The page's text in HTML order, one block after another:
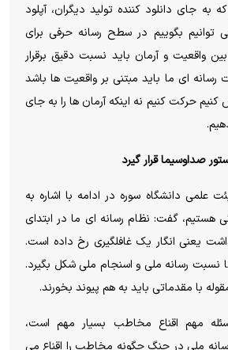
جای دانلود کننده تولید دیگران، آپلود
توانیم بگوییم در سطح رسانه حرفی برای
واقعیت و آرمان باید نسبت دقیق برقرار
رسانه ای ما باید مبتنی بر واقعیت ها باشد
حرکت کنیم نه اینکه آرمان ها را به جای
صداوسیما قرار گیرد
دانشگاه سوره در ادامه با اشاره به
هستیم، گفت: نظام رسانه ای ما در ابتدای
یعنی انگار یک غافلگیری رخ داده است.
نسبت رسانه ملی و اسنجام ملی شکل بگیرد.
با مقدماتی باید به هم پیوند بخورند.
مهم اقناع مخاطب بسیار مهم است،
ملی در جنگ چگونه مخاطب را اقناع می